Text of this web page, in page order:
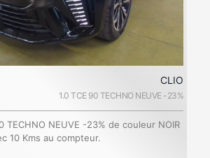
CLIO
1.0 TCE 90 TECHNO NEUVE -23%
TECHNO NEUVE -23% de couleur NOIR
10 Kms au compteur.